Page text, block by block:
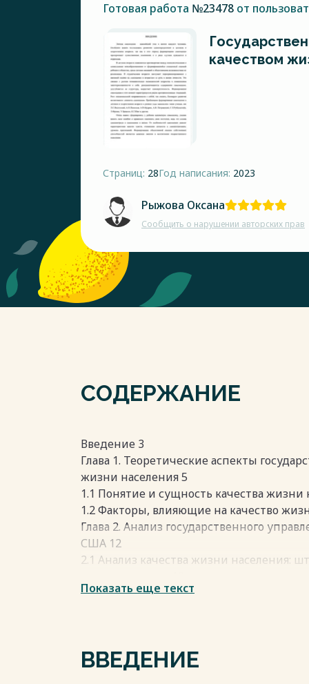
Готовая работа №23478 от
качеством
Страниц: 28Год написания: 2023
Рыжова Оксана
Сообщить о нарушении авторских прав
СОДЕРЖАНИЕ
Введение 3
Глава 1. Теоретические аспекты
жизни населения 5
1.1 Понятие и сущность качества жизни
1.2 Факторы, влияющие на качество
Глава 2. Анализ государственного
США 12
2.1 Анализ качества жизни населения:
2.2 Анализ качества жизни населения:
Заключение 26
Список использованных источников 28
Показать еще текст
ВВЕДЕНИЕ